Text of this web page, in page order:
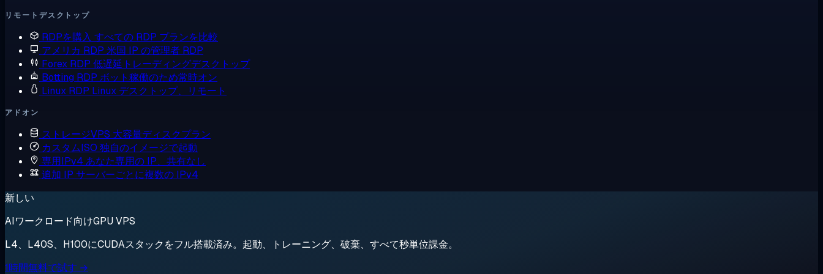
リモートデスクトップ
RDPを購入 すべての RDP プランを比較
アメリカ RDP 米国 IP の管理者 RDP
Forex RDP 低遅延トレーディングデスクトップ
Botting RDP ボット稼働のため常時オン
Linux RDP Linux デスクトップ、リモート
アドオン
ストレージVPS 大容量ディスクプラン
カスタムISO 独自のイメージで起動
専用IPv4 あなた専用の IP、共有なし
追加 IP サーバーごとに複数の IPv4
新しい
AIワークロード向けGPU VPS
L4、L40S、H100にCUDAスタックをフル搭載済み。起動、トレーニング、破棄、すべて秒単位課金。
1時間無料で試す →